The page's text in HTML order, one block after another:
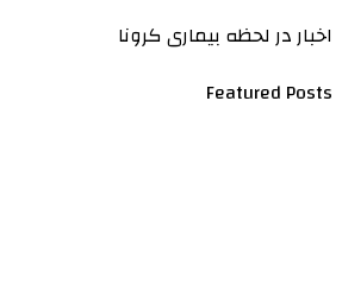
اخبار در لحظه بیماری کرونا
Featured Posts